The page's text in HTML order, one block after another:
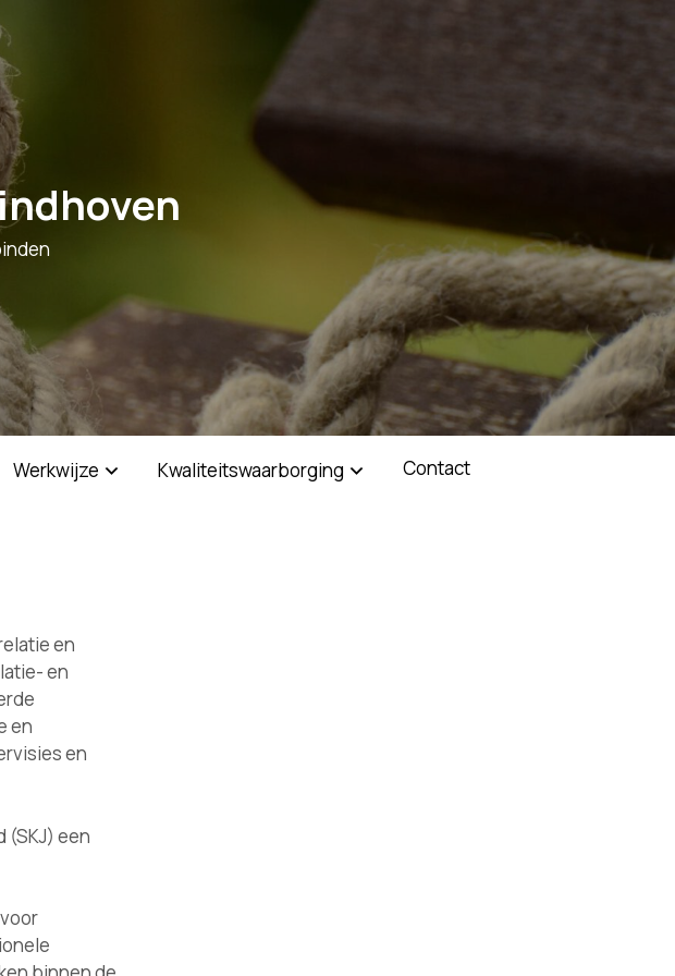
Werkwijze Kwaliteitswaarborging Contact
en
en
en
en
(SKJ) een